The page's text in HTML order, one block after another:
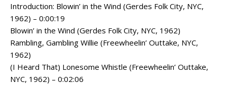
Introduction: Blowin’ in the Wind (Gerdes Folk City, NYC,
1962) – 0:00:19
Blowin’ in the Wind (Gerdes Folk City, NYC, 1962)
Rambling, Gambling Willie (Freewheelin’ Outtake, NYC,
1962)
(I Heard That) Lonesome Whistle (Freewheelin’ Outtake,
NYC, 1962) – 0:02:06